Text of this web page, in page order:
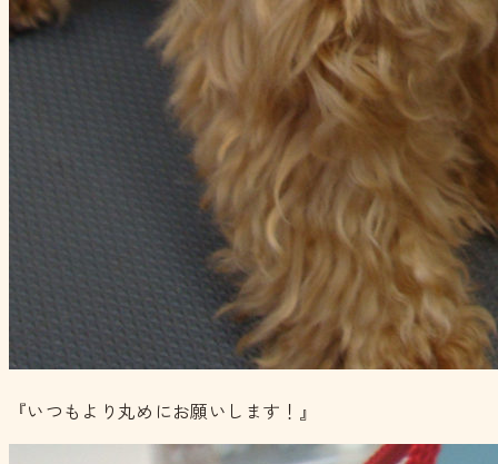
『いつもより丸めにお願いします！』